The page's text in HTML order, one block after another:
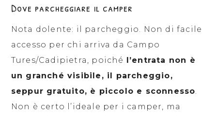
Dove parcheggiare il camper
Nota dolente: il parcheggio. Non di facile
accesso per chi arriva da Campo
Tures/Cadipietra, poiché
l’entrata non è
un granché visibile, il parcheggio,
seppur gratuito, è piccolo e sconnesso.
Non è certo l’ideale per i camper, ma